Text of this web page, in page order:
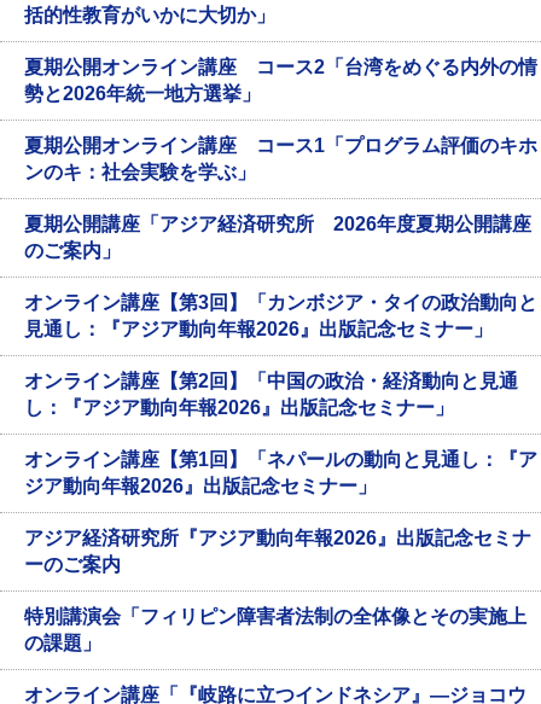
括的性教育がいかに大切か」
夏期公開オンライン講座 コース2「台湾をめぐる内外の情
勢と2026年統一地方選挙」
夏期公開オンライン講座 コース1「プログラム評価のキホ
ンのキ：社会実験を学ぶ」
夏期公開講座「アジア経済研究所 2026年度夏期公開講座
のご案内」
オンライン講座【第3回】「カンボジア・タイの政治動向と
見通し：『アジア動向年報2026』出版記念セミナー」
オンライン講座【第2回】「中国の政治・経済動向と見通
し：『アジア動向年報2026』出版記念セミナー」
オンライン講座【第1回】「ネパールの動向と見通し：『ア
ジア動向年報2026』出版記念セミナー」
アジア経済研究所『アジア動向年報2026』出版記念セミナ
ーのご案内
特別講演会「フィリピン障害者法制の全体像とその実施上
の課題」
オンライン講座「『岐路に立つインドネシア』―ジョコウ